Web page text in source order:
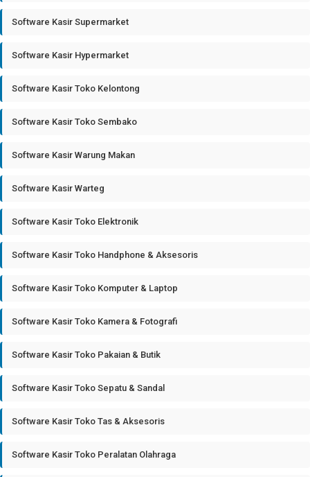
Software Kasir Supermarket
Software Kasir Hypermarket
Software Kasir Toko Kelontong
Software Kasir Toko Sembako
Software Kasir Warung Makan
Software Kasir Warteg
Software Kasir Toko Elektronik
Software Kasir Toko Handphone & Aksesoris
Software Kasir Toko Komputer & Laptop
Software Kasir Toko Kamera & Fotografi
Software Kasir Toko Pakaian & Butik
Software Kasir Toko Sepatu & Sandal
Software Kasir Toko Tas & Aksesoris
Software Kasir Toko Peralatan Olahraga